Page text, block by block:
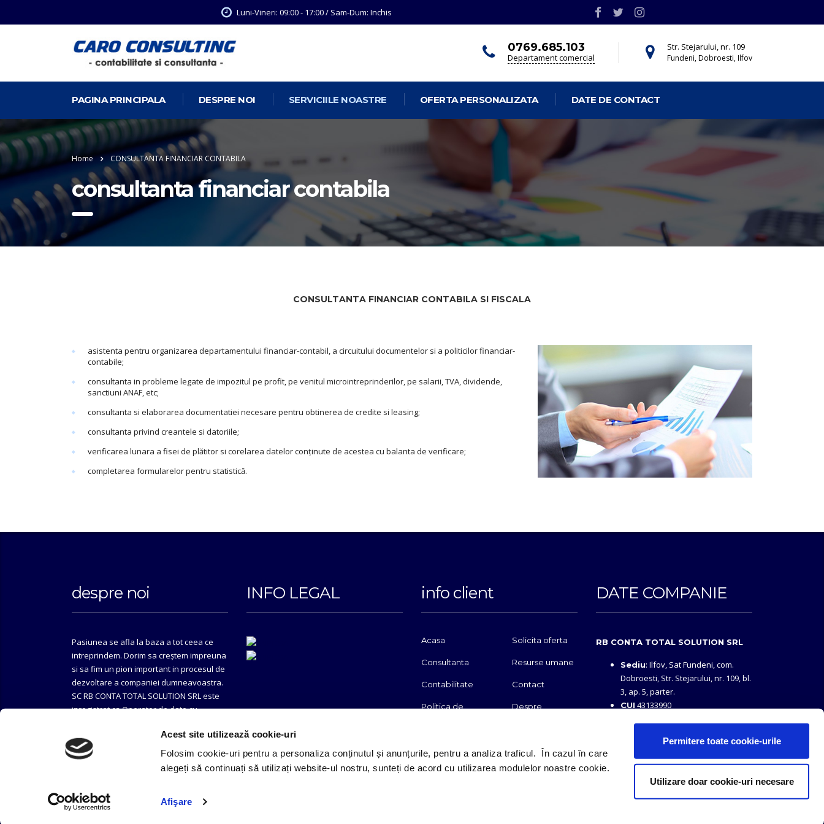
Acest site utilizează cookie-uri
Folosim cookie-uri pentru a personaliza conținutul și anunțurile, pentru a analiza traficul. În cazul în care
alegeți să continuați să utilizați website-ul nostru, sunteți de acord cu utilizarea modulelor noastre cookie.
Afişare
Permitere toate cookie-urile
Utilizare doar cookie-uri necesare
Luni-Vineri: 09:00 - 17:00 / Sam-Dum: Inchis
Str. Stejarului, nr. 109
Fundeni, Dobroesti, Ilfov
0769.685.103
Departament comercial
PAGINA PRINCIPALA DESPRE NOI SERVICIILE NOASTRE OFERTA PERSONALIZATA DATE DE CONTACT
Home CONSULTANTA FINANCIAR CONTABILA
consultanta financiar contabila
CONSULTANTA FINANCIAR CONTABILA SI FISCALA
asistenta pentru organizarea departamentului financiar-contabil, a circuitului documentelor si a politicilor financiar-
contabile;
consultanta in probleme legate de impozitul pe profit, pe venitul microintreprinderilor, pe salarii, TVA, dividende,
sanctiuni ANAF, etc;
consultanta si elaborarea documentatiei necesare pentru obtinerea de credite si leasing;
consultanta privind creantele si datoriile;
verificarea lunara a fisei de plătitor si corelarea datelor conținute de acestea cu balanta de verificare;
completarea formularelor pentru statistică.
despre noi
Pasiunea se afla la baza a tot ceea ce
intreprindem. Dorim sa creștem impreuna
si sa fim un pion important in procesul de
dezvoltare a companiei dumneavoastra.
SC RB CONTA TOTAL SOLUTION SRL este
inregistrat ca Operator de date cu
INFO LEGAL info client
Acasa Solicita oferta
Consultanta Resurse umane
Contabilitate Contact
Politica de
Despre
DATE COMPANIE
RB CONTA TOTAL SOLUTION SRL
Sediu: Ilfov, Sat Fundeni, com.
Dobroesti, Str. Stejarului, nr. 109, bl.
3, ap. 5, parter.
CUI 43133990
Copyright © 2022 by SC RB CONTA TOTAL SOLUTION SRL. Toate drepturile sunt rezervate.